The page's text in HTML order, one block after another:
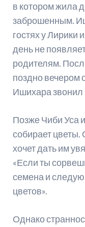
в котором жила
заброшенным.
гостях у
день не
родителям.
поздно вечером
Ишихара звонил
Позже Чиби Уса
собирает цветы.
хочет дать им
«Если ты
семена и
цветов».
Однако